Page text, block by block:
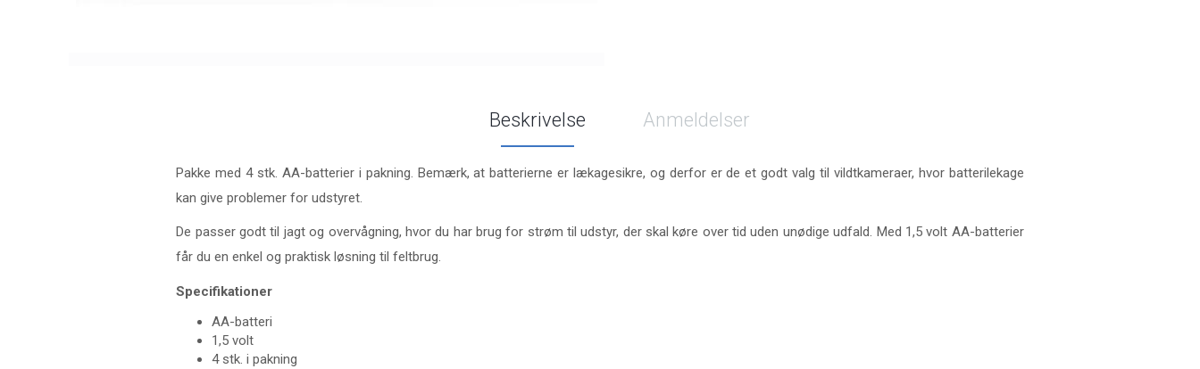
Beskrivelse Anmeldelser
Pakke med 4 stk. AA-batterier i pakning. Bemærk, at batterierne er lækagesikre, og derfor er de et godt valg til vildtkameraer, hvor batterilekage
kan give problemer for udstyret.
De passer godt til jagt og overvågning, hvor du har brug for strøm til udstyr, der skal køre over tid uden unødige udfald. Med 1,5 volt AA-batterier
får du en enkel og praktisk løsning til feltbrug.
Specifikationer
AA-batteri
1,5 volt
4 stk. i pakning